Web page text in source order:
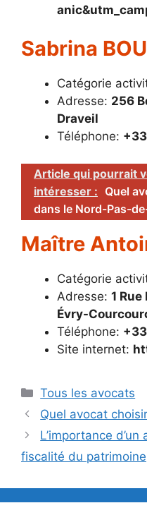
Sabrina
Catégorie
Adresse: 256
Draveil
Téléphone:
Article qui pourrait
intéresser : Quel
dans le Nord-Pas-
Maître
Catégorie
Adresse: 1
Évry-
Téléphone:
Site internet:
Catégories
Tous les avocats
Quel avocat
L’importance
fiscalité du patrimoine